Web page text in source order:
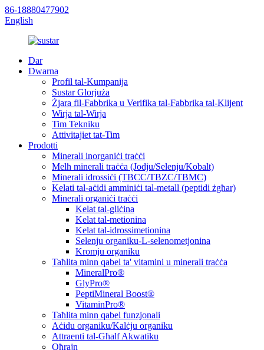
86-18880477902
English
Dar
Dwarna
Profil tal-Kumpanija
Sustar Glorjuża
Żjara fil-Fabbrika u Verifika tal-Fabbrika tal-Klijent
Wirja tal-Wirja
Tim Tekniku
Attivitajiet tat-Tim
Prodotti
Minerali inorganiċi traċċi
Melħ minerali traċċa (Jodju/Selenju/Kobalt)
Minerali idrossiċi (TBCC/TBZC/TBMC)
Kelati tal-aċidi amminiċi tal-metall (peptidi żgħar)
Minerali organiċi traċċi
Kelat tal-gliċina
Kelat tal-metionina
Kelat tal-idrossimetionina
Selenju organiku-L-selenometjonina
Kromju organiku
Taħlita minn qabel ta' vitamini u minerali traċċa
MineralPro®
GlyPro®
PeptiMineral Boost®
VitaminPro®
Taħlita minn qabel funzjonali
Aċidu organiku/Kalċju organiku
Attraenti tal-Għalf Akwatiku
Oħrajn